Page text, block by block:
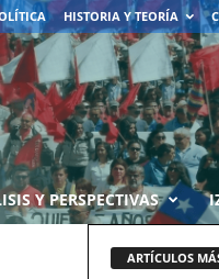
HISTORIA Y TEORÍA
Y PERSPECTIVAS
ARTÍCULOS